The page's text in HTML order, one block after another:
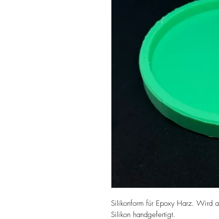
Silikonform für Epoxy Harz. Wird
Silikon handgefertigt.